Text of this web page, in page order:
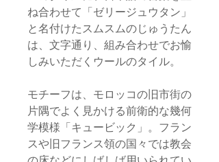
ね合わせて「ゼリージュウタン」
と名付けたスムスムのじゅうたん
は、文字通り、組み合わせでお愉
しみいただくウールのタイル。
モチーフは、モロッコの旧市街の
片隅でよく見かける前衛的な幾何
学模様「キュービック」。フラン
スや旧フランス領の国々では教会